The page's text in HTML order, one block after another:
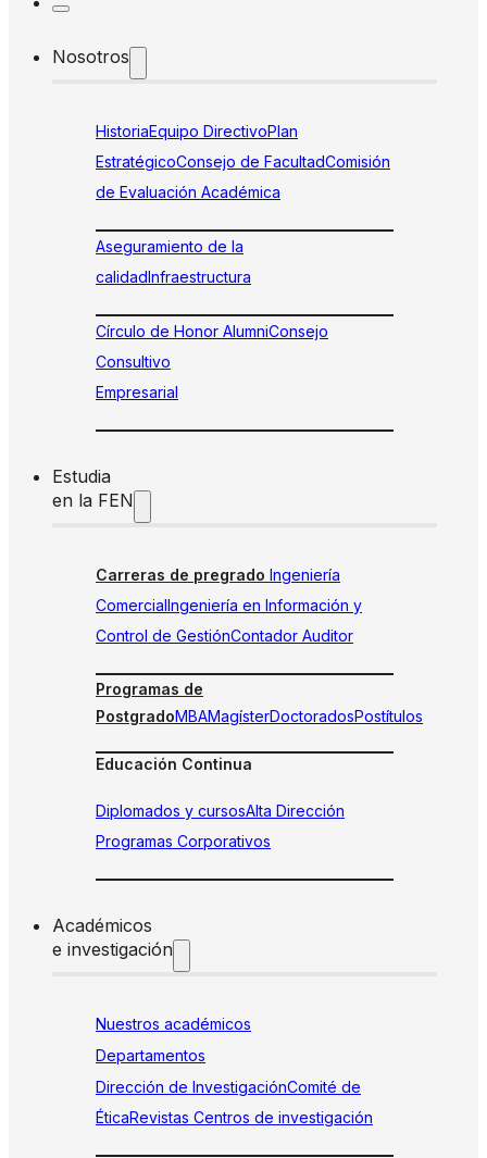
Nosotros
HistoriaEquipo DirectivoPlan
EstratégicoConsejo de FacultadComisión
de Evaluación Académica
Aseguramiento de la
calidadInfraestructura
Círculo de Honor AlumniConsejo
Consultivo
Empresarial
Estudia
en la FEN
Carreras de pregrado Ingeniería
ComercialIngeniería en Información y
Control de GestiónContador Auditor
Programas de
PostgradoMBAMagísterDoctoradosPostítulos
Educación Continua
Diplomados y cursosAlta Dirección
Programas Corporativos
Académicos
e investigación
Nuestros académicos
Departamentos
Dirección de InvestigaciónComité de
ÉticaRevistas Centros de investigación